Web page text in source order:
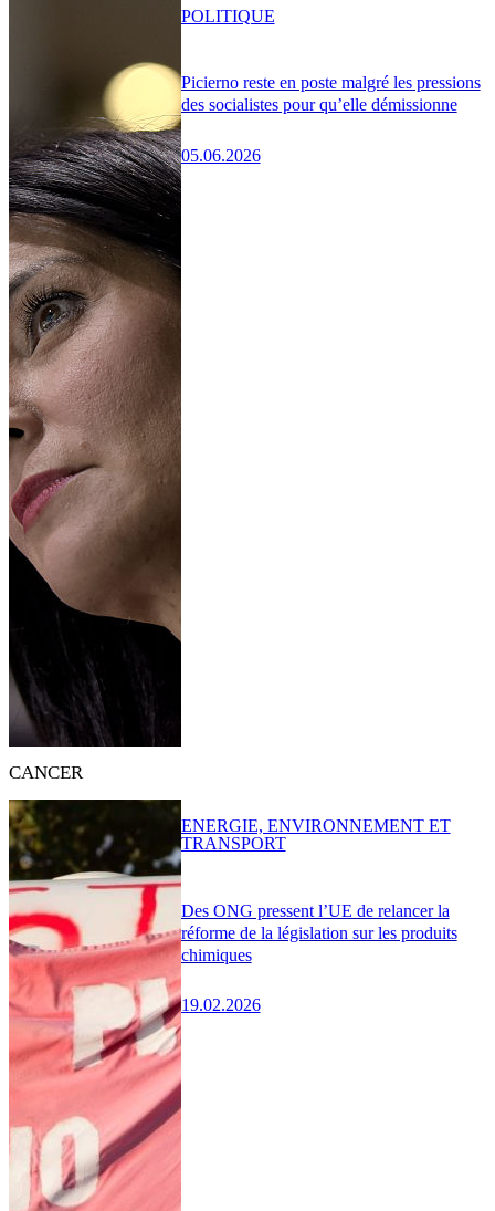
Picierno reste en poste malgré les pressions
des socialistes pour qu’elle démissionne
05.06.2026
POLITIQUE
CANCER
Des ONG pressent l’UE de relancer la
réforme de la législation sur les produits
chimiques
19.02.2026
ENERGIE, ENVIRONNEMENT ET
TRANSPORT